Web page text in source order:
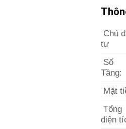
Chủ
tư
Số
Tầng:
Mặt
Tổng
diện